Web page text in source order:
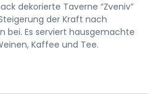
dekorierte Taverne “Zveniv”
der Kraft nach
bei. Es serviert hausgemachte
Kaffee und Tee.